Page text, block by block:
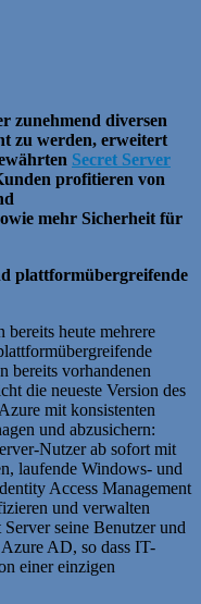
zunehmend diversen
zu werden, erweitert
Secret Server
profitieren von
mehr Sicherheit für
plattformübergreifende
bereits heute mehrere
bereits vorhandenen
die neueste Version des
mit konsistenten
und abzusichern:
Nutzer ab sofort mit
laufende Windows- und
Access Management
und verwalten
seine Benutzer und
AD, so dass IT-
einer einzigen